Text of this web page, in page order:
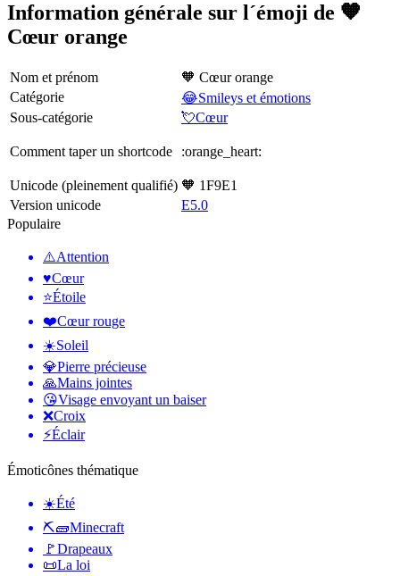
Information générale sur l´émoji de 🧡
Cœur orange
Nom et prénom
🧡 Cœur orange
Catégorie
😂Smileys et émotions
Sous-catégorie
💘Cœur
Comment taper un shortcode :orange_heart:
Unicode (pleinement qualifié) 🧡 1F9E1
Version unicode
E5.0
Populaire
⚠️Attention
♥️Cœur
⭐Étoile
❤️Cœur rouge
☀️Soleil
💎Pierre précieuse
🙏Mains jointes
😘Visage envoyant un baiser
❌Croix
⚡Éclair
Émoticônes thématique
☀️Été
⛏🧱Minecraft
🚩Drapeaux
📜La loi